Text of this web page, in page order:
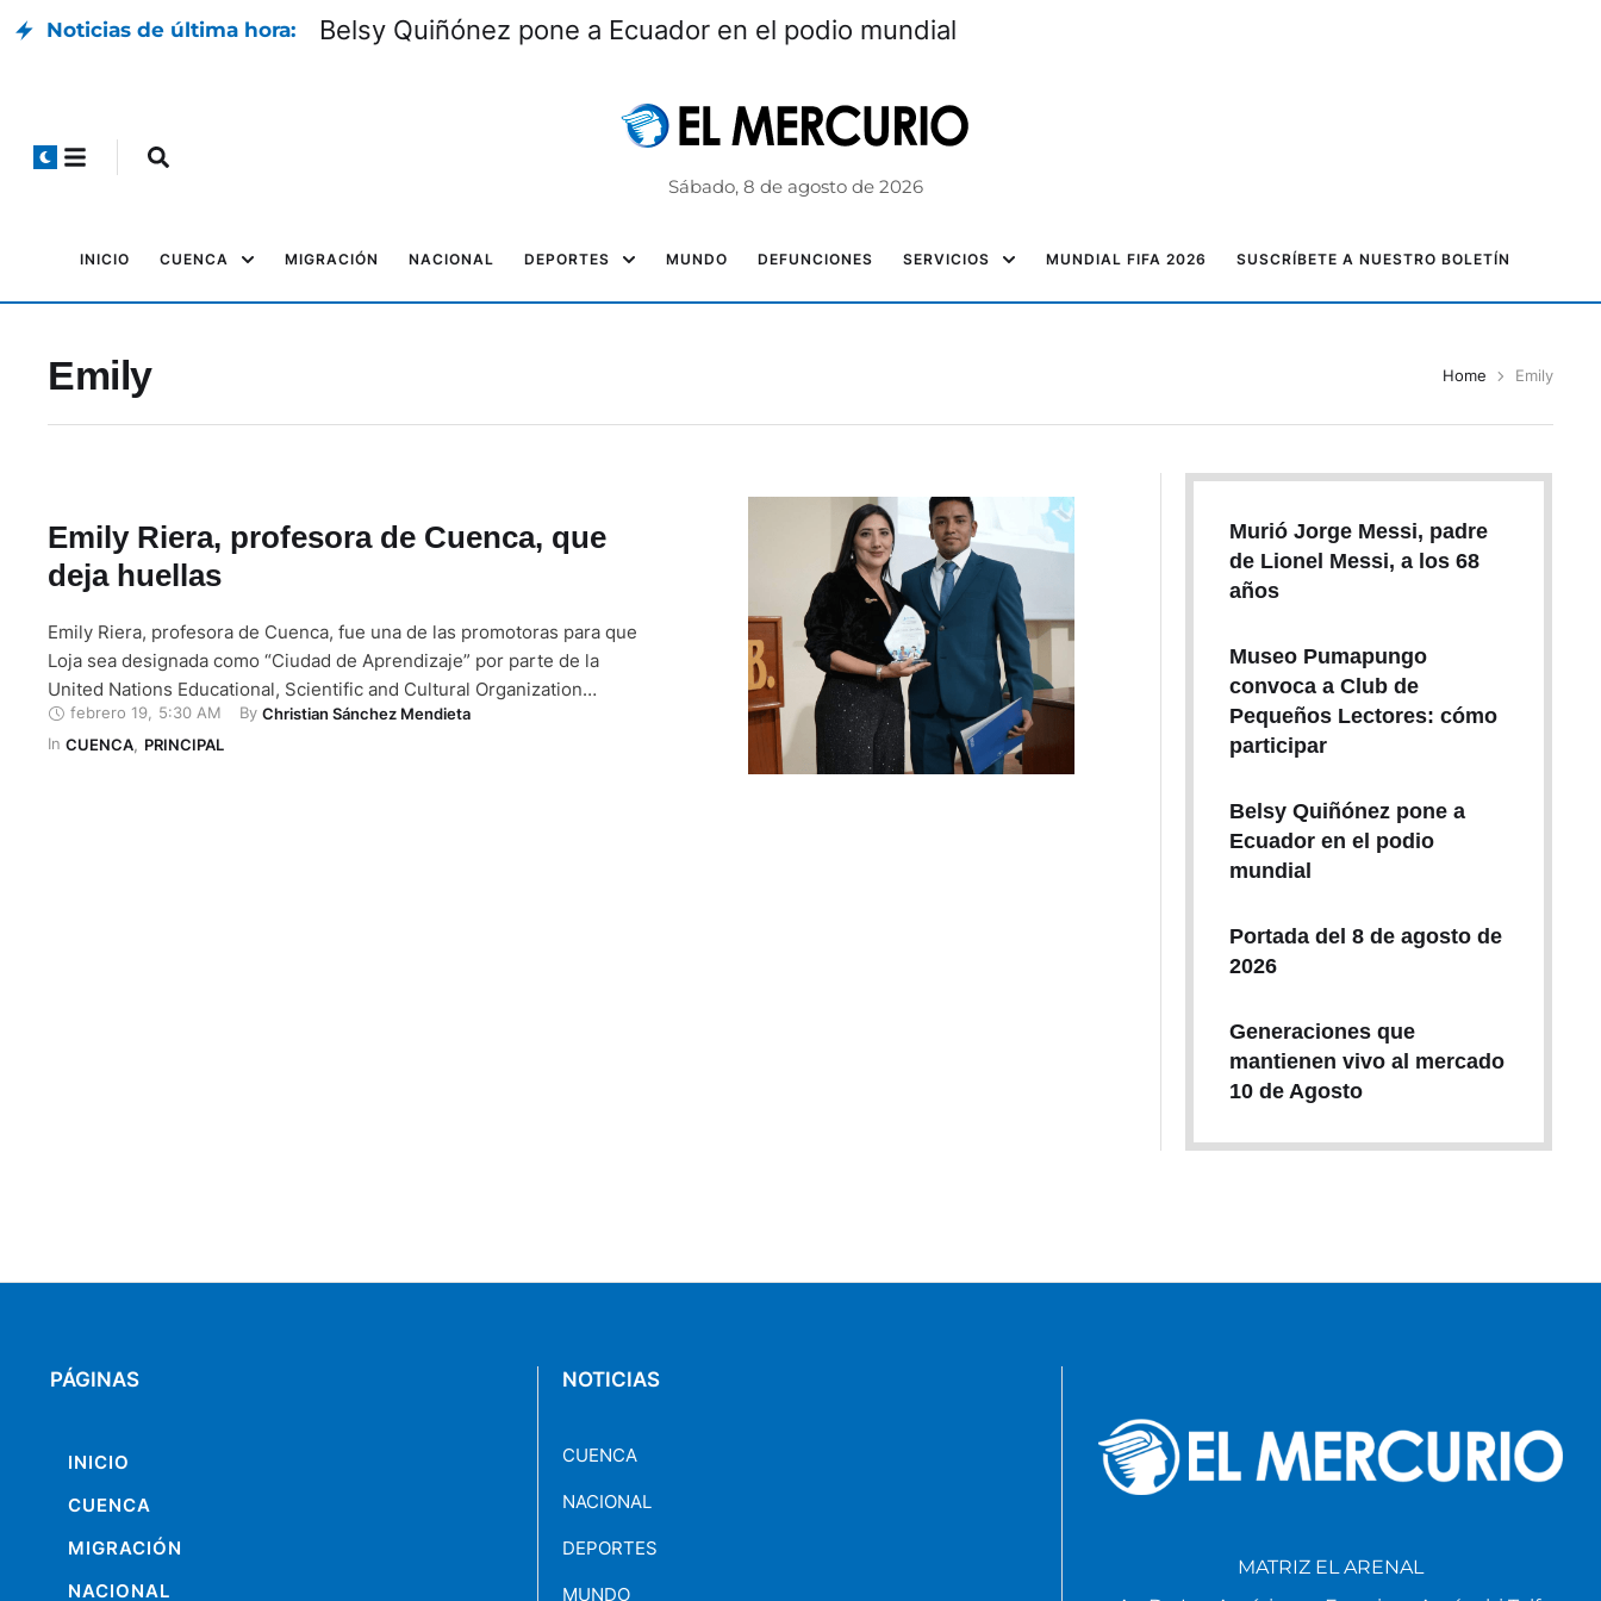
Noticias de última hora: Belsy Quiñónez pone a Ecuador en el podio mundial
Sábado, 8 de agosto de 2026
INICIO CUENCA MIGRACIÓN NACIONAL DEPORTES MUNDO DEFUNCIONES SERVICIOS MUNDIAL FIFA 2026 SUSCRÍBETE A NUESTRO BOLETÍN
Emily Home Emily
Emily Riera, profesora de Cuenca, que
deja huellas
Emily Riera, profesora de Cuenca, fue una de las promotoras para que
Loja sea designada como “Ciudad de Aprendizaje” por parte de la
United Nations Educational, Scientific and Cultural Organization
(UNESCO). Con esta denominación internacional Loja pasó a ser
miembro de la Red Mundial de Ciudades del Aprendizaje de la UNESCO,
febrero 19 5:30 AM By Christian Sánchez Mendieta
In CUENCA, PRINCIPAL
Murió Jorge Messi, padre
de Lionel Messi, a los 68
años
Museo Pumapungo
convoca a Club de
Pequeños Lectores: cómo
participar
Belsy Quiñónez pone a
Ecuador en el podio
mundial
Portada del 8 de agosto de
2026
Generaciones que
mantienen vivo al mercado
10 de Agosto
PÁGINAS
INICIO
CUENCA
MIGRACIÓN
NACIONAL
NOTICIAS
CUENCA
NACIONAL
DEPORTES
MUNDO
MATRIZ EL ARENAL